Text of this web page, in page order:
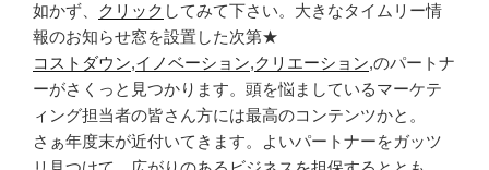
如かず、
クリック してみて下さい。大きなタイムリー情
報のお知らせ窓を設置した次第★
コストダウン,イノベーション,クリエーション,のパートナ
ーがさくっと見つかります。頭を悩ましているマーケテ
ィング担当者の皆さん方には最高のコンテンツかと。
さぁ年度末が近付いてきます。よいパートナーをガッツ